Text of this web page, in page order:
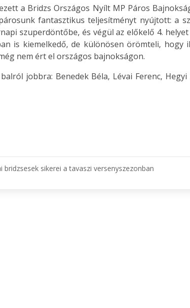
a Bridzs Országos Nyílt MP Páros
fantasztikus teljesítményt nyújtott: a
szuperdöntőbe, és végül az előkelő 4.
is kiemelkedő, de különösen örömteli, hogy
nem ért el országos bajnokságon.
jobbra: Benedek Béla, Lévai Ferenc, Hegyi
bridzsesek sikerei a tavaszi versenyszezonban